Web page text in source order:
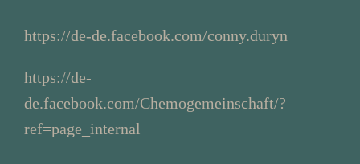
https://de-de.facebook.com/conny.duryn
https://de-
de.facebook.com/Chemogemeinschaft/?
ref=page_internal